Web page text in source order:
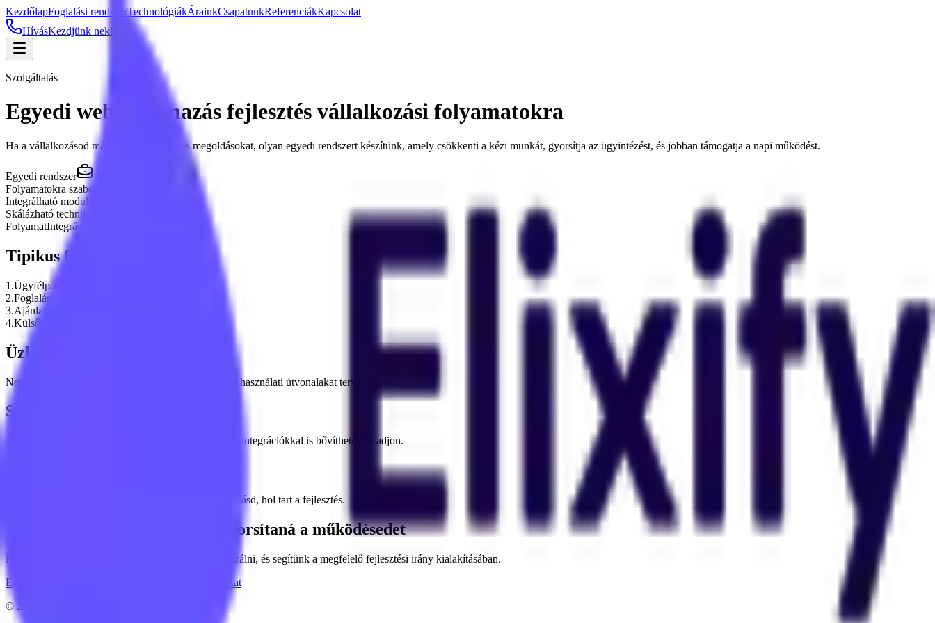
KezdőlapFoglalási rendszerTechnológiákÁrainkCsapatunkReferenciákKapcsolat
HívásKezdjünk neki!
Szolgáltatás
Egyedi webalkalmazás fejlesztés vállalkozási folyamatokra
Ha a vállalkozásod már kinőtte a sablonos megoldásokat, olyan egyedi rendszert készítünk, amely csökkenti a kézi munkát, gyorsítja az ügyintézést, és jobban támogatja a napi működést.
Egyedi rendszer
Folyamatokra szabott rendszertervezés
Integrálható modulok és API-k
Skálázható technikai alap hosszú távra
FolyamatIntegráció
Tipikus felhasználási esetek
1 .Ügyfélportál vagy belső admin felület
2.Foglalási vagy időpontkezelő rendszer
3.Ajánlat- vagy megrendeléskezelő folyamat
4.Külső rendszerintegráció (API, CRM, ERP)
Üzleti folyamatokból indulunk
Nem funkciólista alapján fejlesztünk. Először a valós használati útvonalakat tervezzük meg.
Skálázható technikai alap
A rendszer úgy épül fel, hogy később új modulokkal, integrációkkal is bővíthető maradjon.
Sprintenként mutatjuk az előrehaladást, hogy mindig lásd, hol tart a fejlesztés.
Beszéljük át, milyen rendszer gyorsítaná a működésedet
Írd meg röviden, milyen folyamatot szeretnél digitalizálni, és segítünk a megfelelő fejlesztési irány kialakításában.
Egyedi fejlesztést szeretnék
Megnézem a referenciákat
©2026